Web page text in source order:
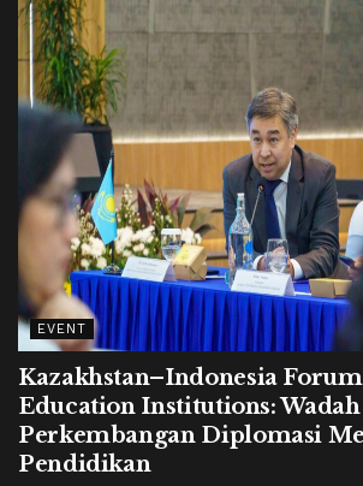
EVENT
Kazakhstan–Indonesia
Education Institutions: Wadah
Perkembangan Diplomasi
Pendidikan